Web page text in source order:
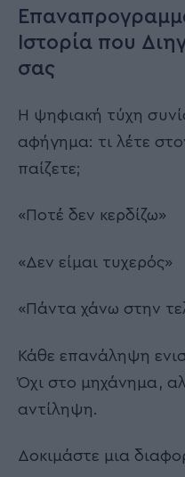
Ιστορία που
σας
Η ψηφιακή τύχη
αφήγημα: τι λέτε
παίζετε;
«Ποτέ δεν κερδίζω»
«Δεν είμαι τυχερός»
«Πάντα χάνω στην
Κάθε επανάληψη
Όχι στο μηχάνημα,
αντίληψη.
Δοκιμάστε μια